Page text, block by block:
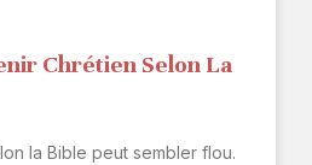
Chrétien Selon La
la Bible peut sembler flou.